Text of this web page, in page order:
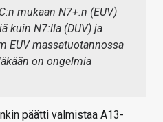
mukaan N7+:n (EUV)
kuin N7:lla (DUV) ja
EUV massatuotannossa
on ongelmia
päätti valmistaa A13-